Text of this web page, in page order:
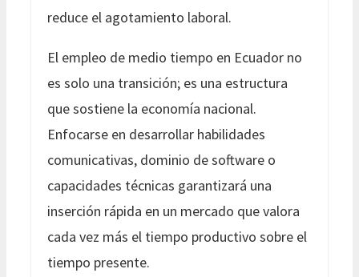
reduce el agotamiento laboral.
El empleo de medio tiempo en Ecuador no
es solo una transición; es una estructura
que sostiene la economía nacional.
Enfocarse en desarrollar habilidades
comunicativas, dominio de software o
capacidades técnicas garantizará una
inserción rápida en un mercado que valora
cada vez más el tiempo productivo sobre el
tiempo presente.